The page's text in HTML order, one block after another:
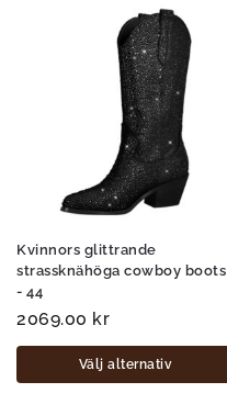
Kvinnors glittrande
strassknähöga cowboy boots
- 44
2069.00 kr
Välj alternativ